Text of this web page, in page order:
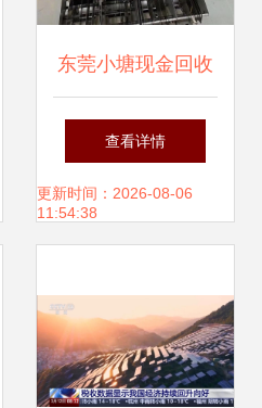
东莞小塘现金回收
纸箱设备与家用视
听销售 二手开凿机
查看详情
更新时间：2026-08-06
11:54:38